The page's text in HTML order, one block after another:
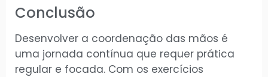
Conclusão
Desenvolver a coordenação das mãos é
uma jornada contínua que requer prática
regular e focada. Com os exercícios